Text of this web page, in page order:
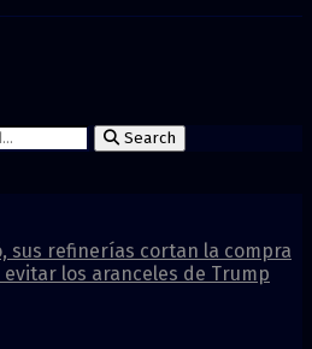
Search
sus refinerías cortan la compra
los aranceles de Trump